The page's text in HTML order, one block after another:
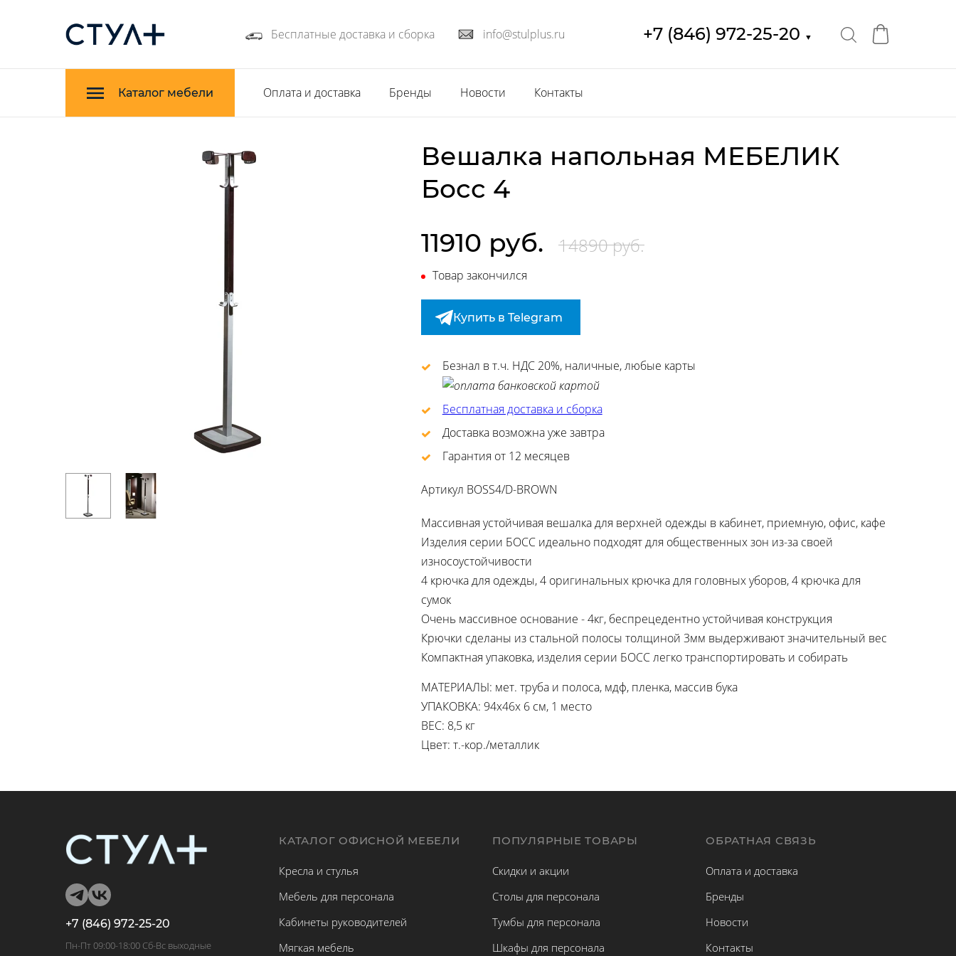
Бесплатные доставка и сборка info@stulplus.ru +7 (846) 972-25-20 ▼
Каталог мебели Оплата и доставка Бренды Новости Контакты
Вешалка напольная МЕБЕЛИК
Босс 4
11910 руб.
14890 руб.
Товар закончился
Купить в Telegram
Безнал в т.ч. НДС 20%, наличные, любые карты
Бесплатная доставка и сборка
Доставка возможна уже завтра
Гарантия от 12 месяцев
Артикул BOSS4/D-BROWN
Массивная устойчивая вешалка для верхней одежды в кабинет, приемную, офис, кафе
Изделия серии БОСС идеально подходят для общественных зон из-за своей
износоустойчивости
4 крючка для одежды, 4 оригинальных крючка для головных уборов, 4 крючка для
сумок
Очень массивное основание - 4кг, беспрецедентно устойчивая конструкция
Крючки сделаны из стальной полосы толщиной 3мм выдерживают значительный вес
Компактная упаковка, изделия серии БОСС легко транспортировать и собирать
МАТЕРИАЛЫ: мет. труба и полоса, мдф, пленка, массив бука
УПАКОВКА: 94х46х 6 см, 1 место
ВЕС: 8,5 кг
Цвет: т.-кор./металлик
+7 (846) 972-25-20
Пн-Пт 09:00-18:00 Сб-Вс выходные
КАТАЛОГ ОФИСНОЙ МЕБЕЛИ
Кресла и стулья
Мебель для персонала
Кабинеты руководителей
Мягкая мебель
ПОПУЛЯРНЫЕ ТОВАРЫ
Скидки и акции
Столы для персонала
Тумбы для персонала
Шкафы для персонала
ОБРАТНАЯ СВЯЗЬ
Оплата и доставка
Бренды
Новости
Контакты